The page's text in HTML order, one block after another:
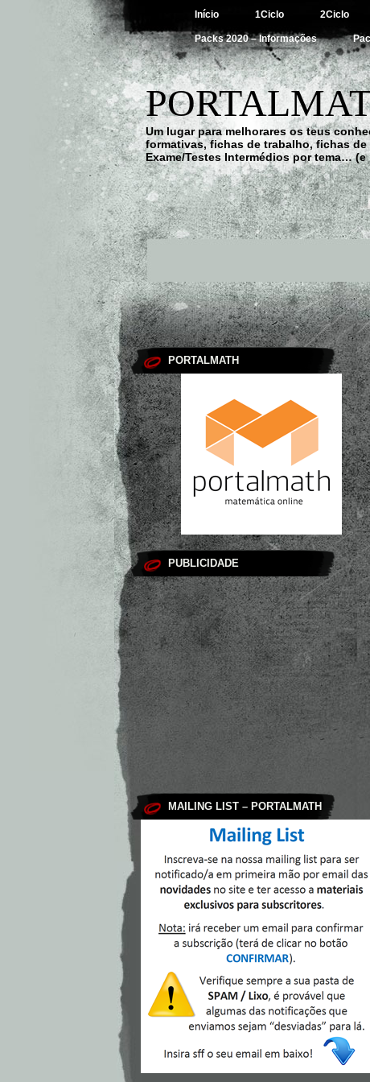
Início 1Ciclo 2Ciclo
Packs 2020 – Informações
Um lugar para melhorares os teus
formativas, fichas de trabalho, fichas
Exame/Testes Intermédios por tema…
PORTALMATH
PUBLICIDADE
MAILING LIST – PORTALMATH